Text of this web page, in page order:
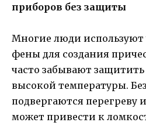
приборов без защиты
Многие люди
фены для создания
часто забывают
высокой температуры.
подвергаются перегреву
может привести к